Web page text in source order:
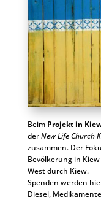
Beim Projekt in
derNew Life Church
zusammen. Der
Bevölkerung in
West durch Kiew.
Spenden werden
Diesel,